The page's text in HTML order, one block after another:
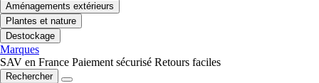
Aménagements extérieurs
Plantes et nature
Destockage
Marques
SAV en France Paiement sécurisé Retours faciles
Rechercher